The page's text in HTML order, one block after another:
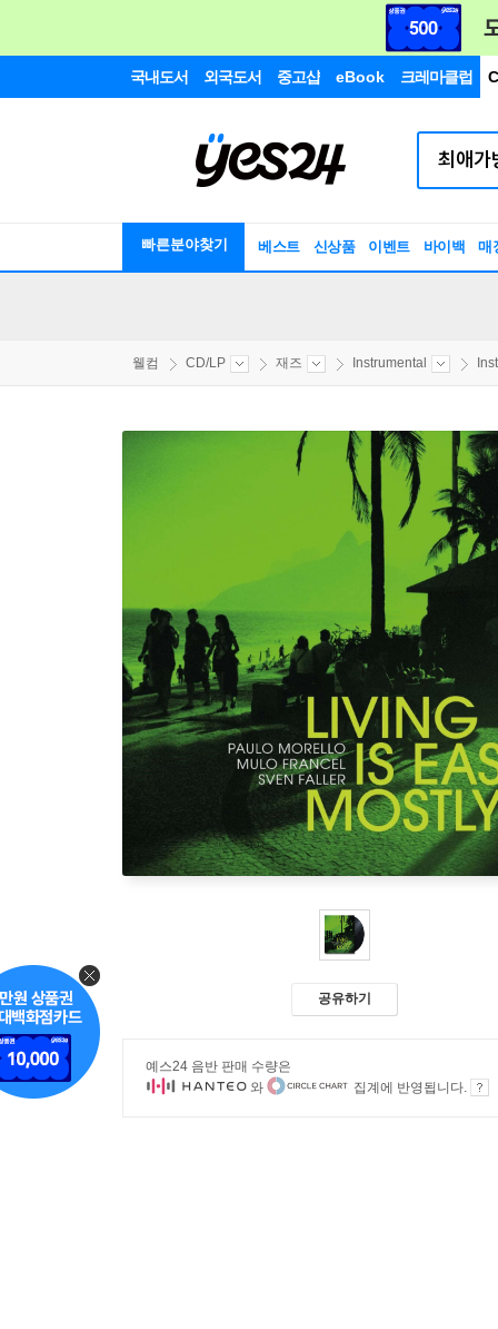
국내도서 외국도서 중고샵 eBook 크레마클럽
빠른분야찾기 베스트 신상품 이벤트 바이백 매
웰컴 CD/LP 재즈 Instrumental
공유하기
예스24 음반 판매 수량은
와
집계에 반영됩니다.